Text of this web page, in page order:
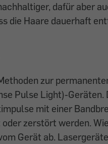
dafür aber
die Haare dauerhaft
zur
Pulse Light)-
mit einer
zerstört werden.
Gerät ab.